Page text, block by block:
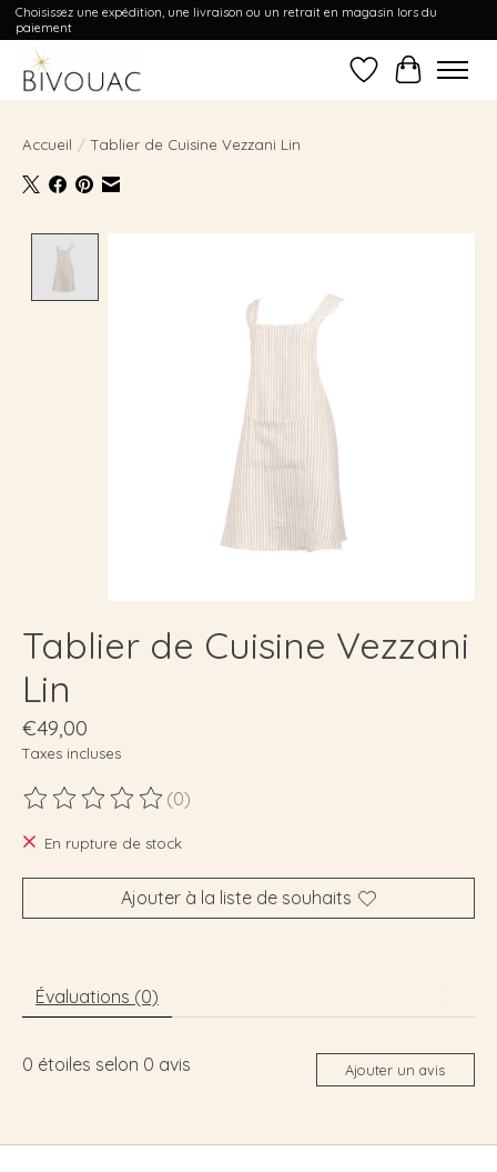
Choisissez une expédition, une livraison ou un retrait en magasin lors du
paiement
Liste dePanier
Accueil / Tablier de Cuisine Vezzani Lin
Tablier de Cuisine Vezzani
Lin
€49,00
Taxes incluses
Ce produit est évalué à
(0)
En rupture de stock
Ajouter à la liste de souhaits
Évaluations (0)
0 étoiles selon 0 avis Ajouter un avis